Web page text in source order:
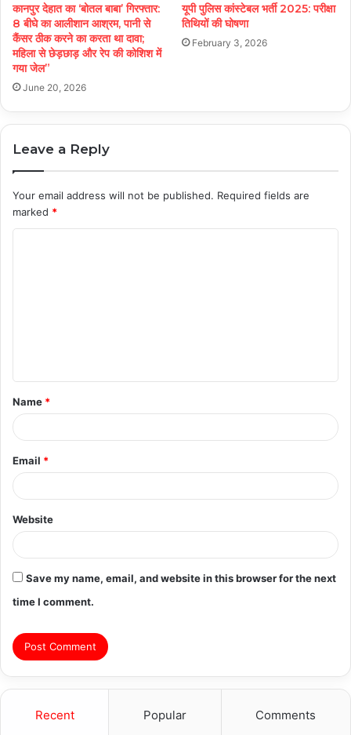
कानपुर देहात का ‘बोतल बाबा’ गिरफ्तार:
8 बीघे का आलीशान आश्रम, पानी से
कैंसर ठीक करने का करता था दावा;
महिला से छेड़छाड़ और रेप की कोशिश में
गया जेल”
June 20, 2026
यूपी पुलिस कांस्टेबल भर्ती 2025: परीक्षा
तिथियों की घोषणा
February 3, 2026
Leave a Reply
Your email address will not be published. Required fields are
marked *
t
*
Name *
Email *
Website
Save my name, email, and website in this browser for the next
time I comment.
Recent Popular Comments